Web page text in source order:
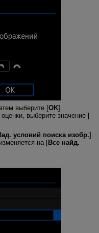
выберите [OK].
выберите значение [
условий поиска изобр.]
на [Все найд.